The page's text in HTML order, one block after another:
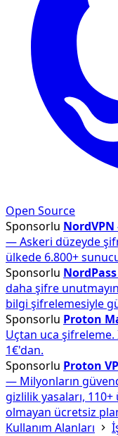
Open Source
Sponsorlu
— Askeri düzeyde
ülkede 6.800+
Sponsorlu
daha şifre
bilgi şifrelemesiyle
Sponsorlu Proton
Uçtan uca şifreleme.
1€'dan.
Sponsorlu Proton
— Milyonların
gizlilik yasaları,
olmayan ücretsiz
Kullanım Alanları